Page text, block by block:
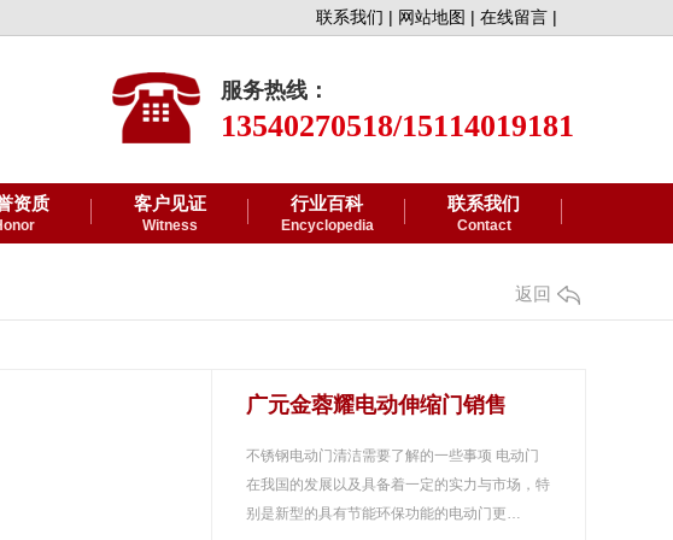
在线留言 |
网站地图 |
联系我们 |
服务热线：
13540270518/15114019181
资质 客户见证
Witness
行业百科
Encyclopedia
联系我们
Contact
返回
广元金蓉耀电动伸缩门销售
不锈钢电动门清洁需要了解的一些事项 电动门
在我国的发展以及具备着一定的实力与市场，特
别是新型的具有节能环保功能的电动门更…